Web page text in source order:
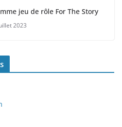
jeu de rôle For The Story
2023